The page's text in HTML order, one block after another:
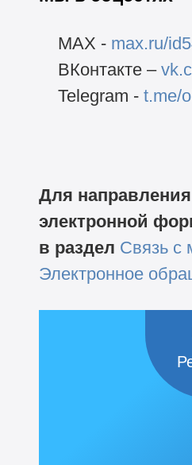
MAX - max.ru/
ВКонтакте –
Telegram - t.me/
Для
электронной
в раздел Связь с
Электронное